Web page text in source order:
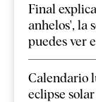
Final
anhelos', la
puedes ver
Calendario
eclipse